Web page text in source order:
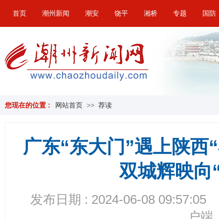
首页 潮州新闻 潮安 饶平 湘桥 专题 国防
您现在的位置 : 网站首页 >> 荐读
广东“东大门”遇上陕西
双城辉映向
发布日期 : 2024-06-08 09:57:05